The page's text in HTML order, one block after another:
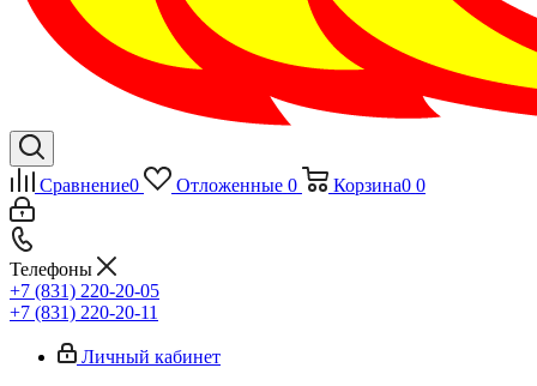
Сравнение0 Отложенные 0 Корзина0 0
Телефоны
+7 (831) 220-20-05
+7 (831) 220-20-11
Личный кабинет